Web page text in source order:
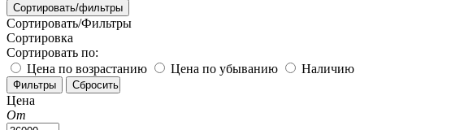
Сортировать/фильтры
Сортировать/Фильтры
Сортировка
Сортировать по:
Цена по возрастанию
Цена по убыванию Наличию
Цена
От